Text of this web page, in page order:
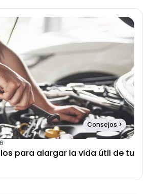
Consejos >
para alargar la vida útil de tu